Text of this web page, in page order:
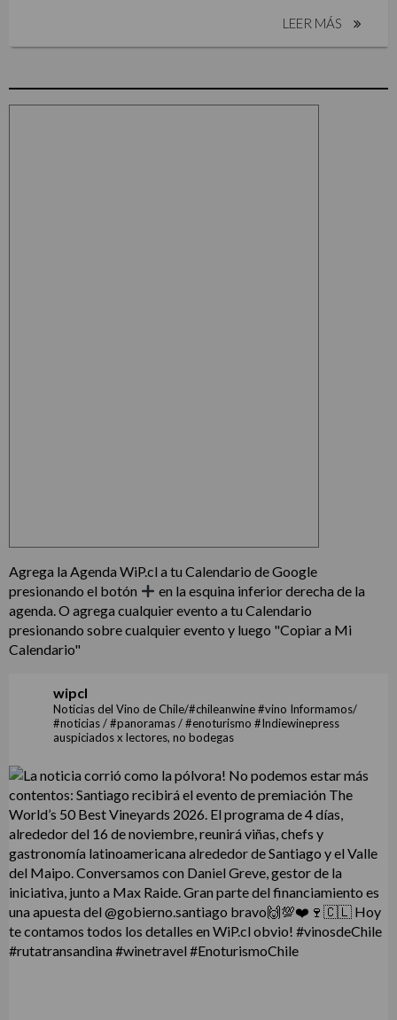
LEER MÁS
Agrega la Agenda WiP.cl a tu Calendario de Google
presionando el botón
en la esquina inferior derecha de la
agenda. O agrega cualquier evento a tu Calendario
presionando sobre cualquier evento y luego "Copiar a Mi
Calendario"
wipcl
Noticias del Vino de Chile/#chileanwine #vino Informamos/
#noticias / #panoramas / #enoturismo #Indiewinepress
auspiciados x lectores, no bodegas